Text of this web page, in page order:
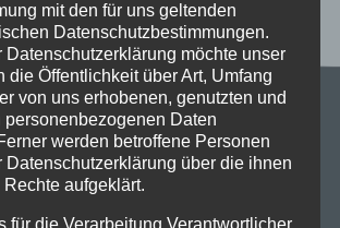
Dortmund
mit den für uns geltenden
Datenschutzbestimmungen.
Datenschutzerklärung möchte unser
die Öffentlichkeit über Art, Umfang
von uns erhobenen, genutzten und
personenbezogenen Daten
werden betroffene Personen
Datenschutzerklärung über die ihnen
aufgeklärt.